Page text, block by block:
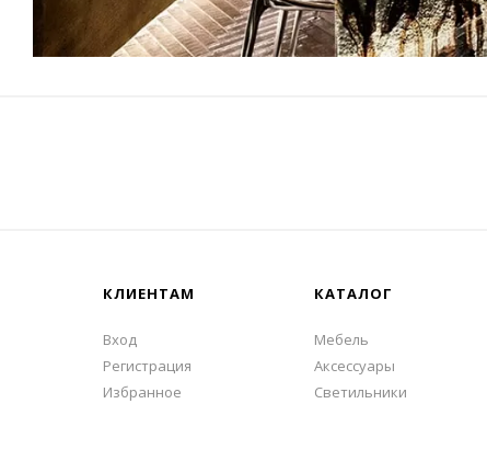
КЛИЕНТАМ
Вход
Регистрация
Избранное
КАТАЛОГ
Мебель
Аксессуары
Светильники